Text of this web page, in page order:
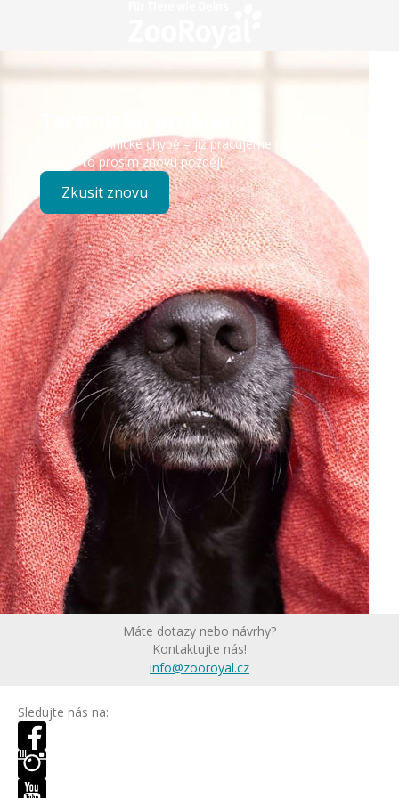
Došlo k technické chybě – již pracujeme na opravě.
Zkuste to prosím znovu později.
Zkusit znovu
Máte dotazy nebo návrhy?
Kontaktujte nás!
info@zooroyal.cz
Sledujte nás na: